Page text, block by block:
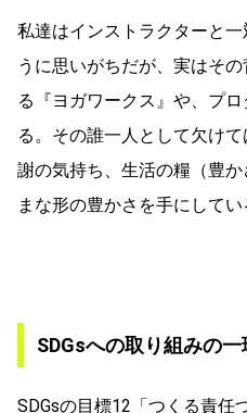
私達はインストラクターと
うに思いがちだが、実はそ
る『ヨガワークス』や、プ
る。その誰一人として欠け
謝の気持ち、生活の糧（豊
まな形の豊かさを手にしてい
SDGsへの取り組みの一
SDGsの目標12「つくる責任